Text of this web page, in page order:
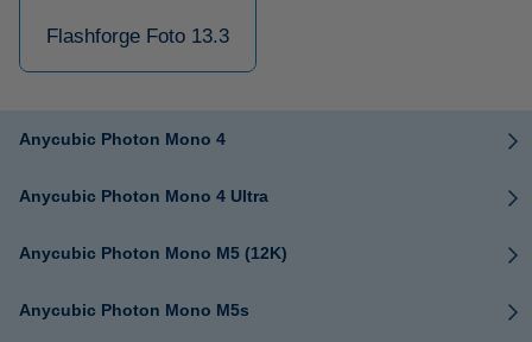
Flashforge Foto 13.3
Anycubic Photon Mono 4
Anycubic Photon Mono 4 Ultra
Anycubic Photon Mono M5 (12K)
Anycubic Photon Mono M5s